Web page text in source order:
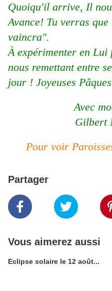
Quoiqu'il arrive, Il
Avance! Tu verras
vaincra".
À expérimenter en Lui
nous remettant entre
jour ! Joyeuses
Avec
Gilbert
Pour voir
Partager
Vous aimerez aussi
Eclipse solaire le 12 août...